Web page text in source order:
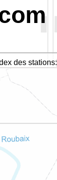
des stations: